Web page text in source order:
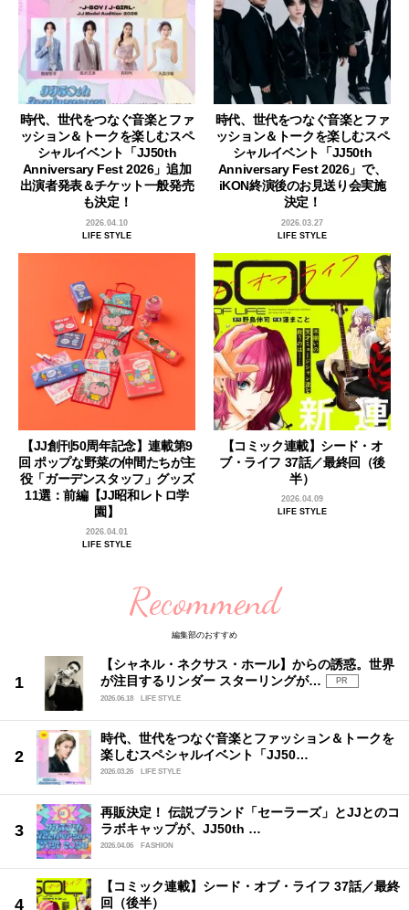
時代、世代をつなぐ音楽とファ
ッション＆トークを楽しむスペ
シャルイベント「JJ50th
Anniversary Fest 2026」追加
出演者発表＆チケット一般発売
も決定！
2026.04.10
LIFE STYLE
時代、世代をつなぐ音楽とファ
ッション＆トークを楽しむスペ
シャルイベント「JJ50th
Anniversary Fest 2026」で、
iKON終演後のお見送り会実施
決定！
2026.03.27
LIFE STYLE
【JJ創刊50周年記念】連載第9
回 ポップな野菜の仲間たちが主
役「ガーデンスタッフ」グッズ
11選：前編【JJ昭和レトロ学
園】
2026.04.01
LIFE STYLE
【コミック連載】シード・オ
ブ・ライフ 37話／最終回（後
半）
2026.04.09
LIFE STYLE
Recommend
編集部のおすすめ
【シャネル・ネクサス・ホール】からの誘惑。世界
が注目するリンダー スターリングが…
PR
2026.06.18
LIFE STYLE
時代、世代をつなぐ音楽とファッション＆トークを
楽しむスペシャルイベント「JJ50…
2026.03.26 LIFE STYLE
再販決定！ 伝説ブランド「セーラーズ」とJJとのコ
ラボキャップが、JJ50th …
2026.04.06 FASHION
【コミック連載】シード・オブ・ライフ 37話／最終
回（後半）